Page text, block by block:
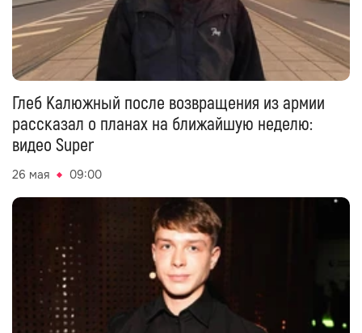
Глеб Калюжный после возвращения из армии
рассказал о планах на ближайшую неделю:
видео Super
26 мая 09:00